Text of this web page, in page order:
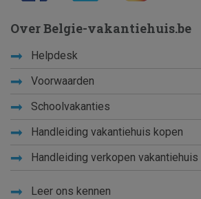
Over Belgie-vakantiehuis.be
Helpdesk
Voorwaarden
Schoolvakanties
Handleiding vakantiehuis kopen
Handleiding verkopen vakantiehuis
Leer ons kennen